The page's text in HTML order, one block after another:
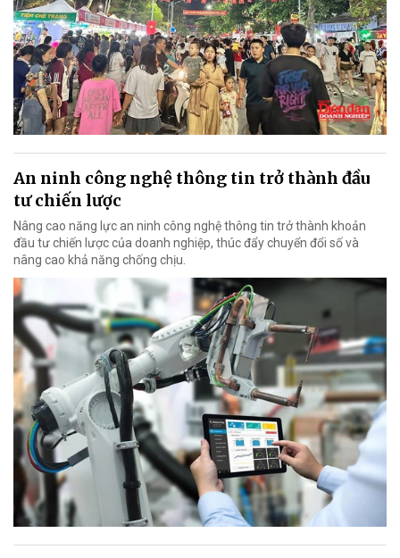
An ninh công nghệ thông tin trở thành đầu
tư chiến lược
Nâng cao năng lực an ninh công nghệ thông tin trở thành khoản
đầu tư chiến lược của doanh nghiệp, thúc đẩy chuyển đổi số và
nâng cao khả năng chống chịu.